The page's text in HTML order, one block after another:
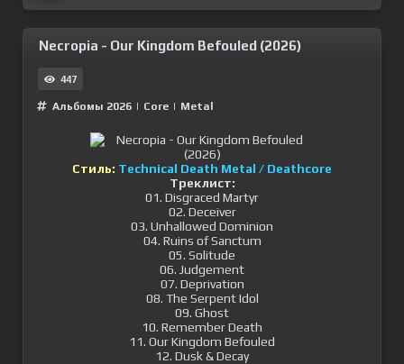
Necropia - Our Kingdom Befouled (2026)
447
Альбомы 2026 | Сore | Metal
Стиль: Technical Death Metal / Deathcore
Треклист:
01. Disgraced Martyr
02. Deceiver
03. Unhallowed Dominion
04. Ruins of Sanctum
05. Solitude
06. Judgement
07. Deprivation
08. The Serpent Idol
09. Ghost
10. Remember Death
11. Our Kingdom Befouled
12. Dusk & Decay